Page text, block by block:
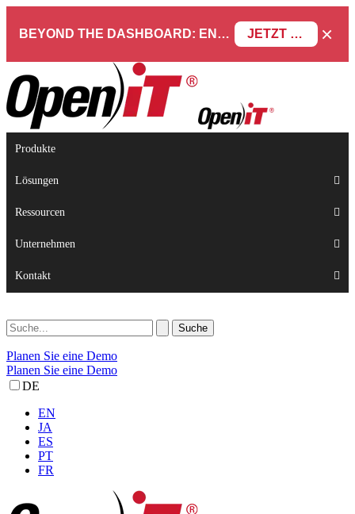
BEYOND THE DASHBOARD: ENGINEERING SOFTWARE IN SERVICENOW WEBINAR JETZT REGISTRIEREN ×
Produkte
Lösungen
Ressourcen
Unternehmen
Kontakt
Planen Sie eine Demo
Planen Sie eine Demo
DE
EN
JA
ES
PT
FR